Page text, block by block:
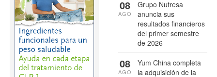
Grupo Nutresa
anuncia sus
resultados financieros
del primer semestre
de 2026
08
AGO
Yum China completa
la adquisición de la
08
AGO